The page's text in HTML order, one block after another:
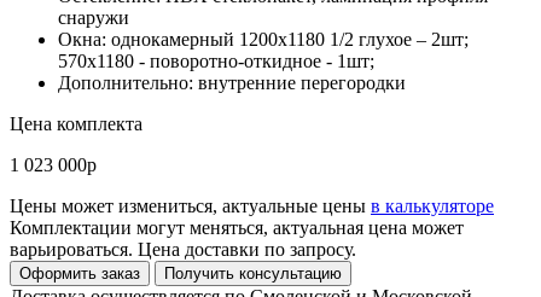
снаружи
Окна: однокамерный 1200x1180 1/2 глухое – 2шт;
570x1180 - поворотно-откидное - 1шт;
Дополнительно: внутренние перегородки
Цена комплекта
1 023 000р
Цены может измениться, актуальные цены в калькуляторе
Комплектации могут меняться, актуальная цена может
варьироваться. Цена доставки по запросу.